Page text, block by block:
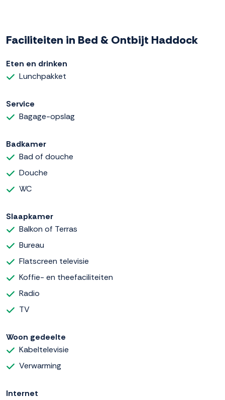
Faciliteiten in Bed & Ontbijt Haddock
Eten en drinken
Lunchpakket
Service
Bagage-opslag
Badkamer
Bad of douche
Douche
WC
Slaapkamer
Balkon of Terras
Bureau
Flatscreen televisie
Koffie- en theefaciliteiten
Radio
TV
Woon gedeelte
Kabeltelevisie
Verwarming
Internet